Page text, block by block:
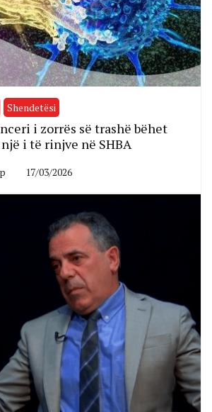
Shendetësi
i zorrës së trashë bëhet
i të rinjve në SHBA
17/03/2026